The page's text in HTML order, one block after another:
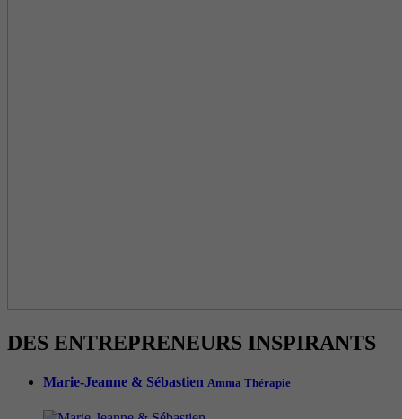
DES ENTREPRENEURS INSPIRANTS
Marie-Jeanne & Sébastien Amma Thérapie